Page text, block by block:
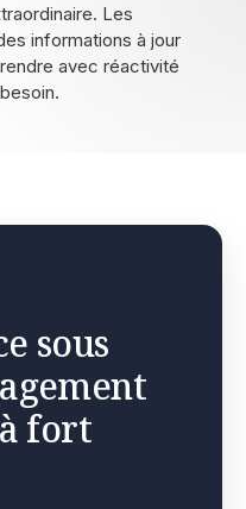
Les
informations à jour
avec réactivité
sous
fort